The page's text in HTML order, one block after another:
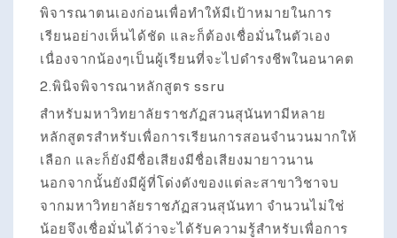
พิจารณาตนเองก่อนเพื่อทำให้มีเป้าหมายในการ
เรียนอย่างเห็นได้ชัด และก็ต้องเชื่อมั่นในตัวเอง
เนื่องจากน้องๆเป็นผู้เรียนที่จะไปดำรงชีพในอนาคต
2.พินิจพิจารณาหลักสูตร ssru
สำหรับมหาวิทยาลัยราชภัฏสวนสุนันทามีหลาย
หลักสูตรสำหรับเพื่อการเรียนการสอนจำนวนมากให้
เลือก และก็ยังมีชื่อเสียงมีชื่อเสียงมายาวนาน
นอกจากนั้นยังมีผู้ที่โด่งดังของแต่ละสาขาวิชาจบ
จากมหาวิทยาลัยราชภัฏสวนสุนันทา จำนวนไม่ใช่
น้อยจึงเชื่อมั่นได้ว่าจะได้รับความรู้สำหรับเพื่อการ